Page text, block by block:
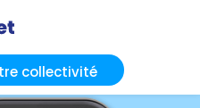
collectivité